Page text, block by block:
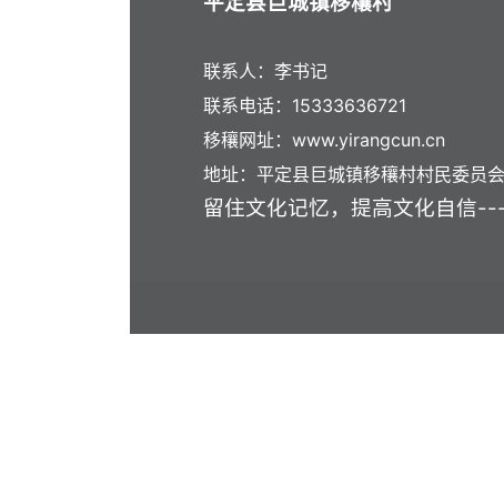
联系人：李书记
联系电话：15333636721
移穰网址：www.yirangcun.cn
地址：平定县巨城镇移穰村村民委员会
留住文化记忆，提高文化自信